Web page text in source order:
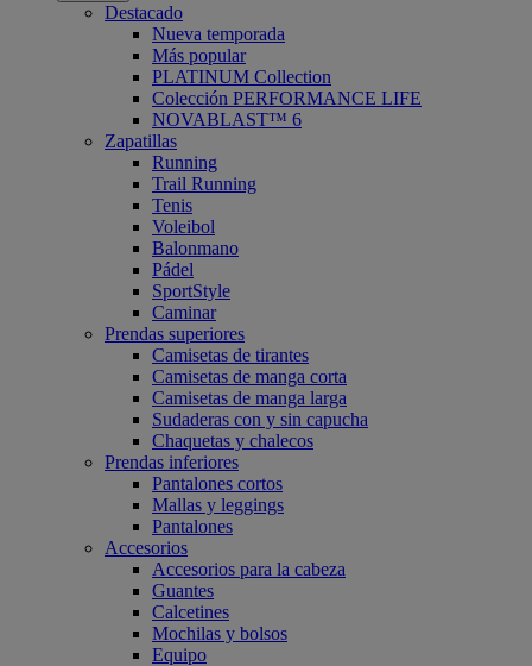
Destacado
Nueva temporada
Más popular
PLATINUM Collection
Colección PERFORMANCE LIFE
NOVABLAST™ 6
Zapatillas
Running
Trail Running
Tenis
Voleibol
Balonmano
Pádel
SportStyle
Caminar
Prendas superiores
Camisetas de tirantes
Camisetas de manga corta
Camisetas de manga larga
Sudaderas con y sin capucha
Chaquetas y chalecos
Prendas inferiores
Pantalones cortos
Mallas y leggings
Pantalones
Accesorios
Accesorios para la cabeza
Guantes
Calcetines
Mochilas y bolsos
Equipo